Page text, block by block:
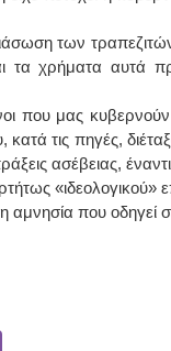
των
τα χρήματα αυτά
που μας κυβερνούν
τις πηγές,
ασέβειας,
αμνησία που
Viber